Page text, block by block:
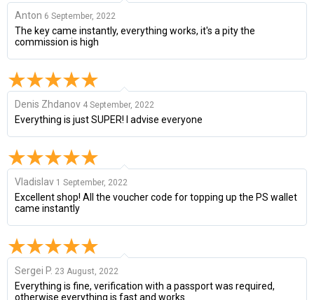
Anton 6 September, 2022
The key came instantly, everything works, it's a pity the
commission is high
Denis Zhdanov 4 September, 2022
Everything is just SUPER! I advise everyone
Vladislav 1 September, 2022
Excellent shop! All the voucher code for topping up the PS wallet
came instantly
Sergei P. 23 August, 2022
Everything is fine, verification with a passport was required,
otherwise everything is fast and works